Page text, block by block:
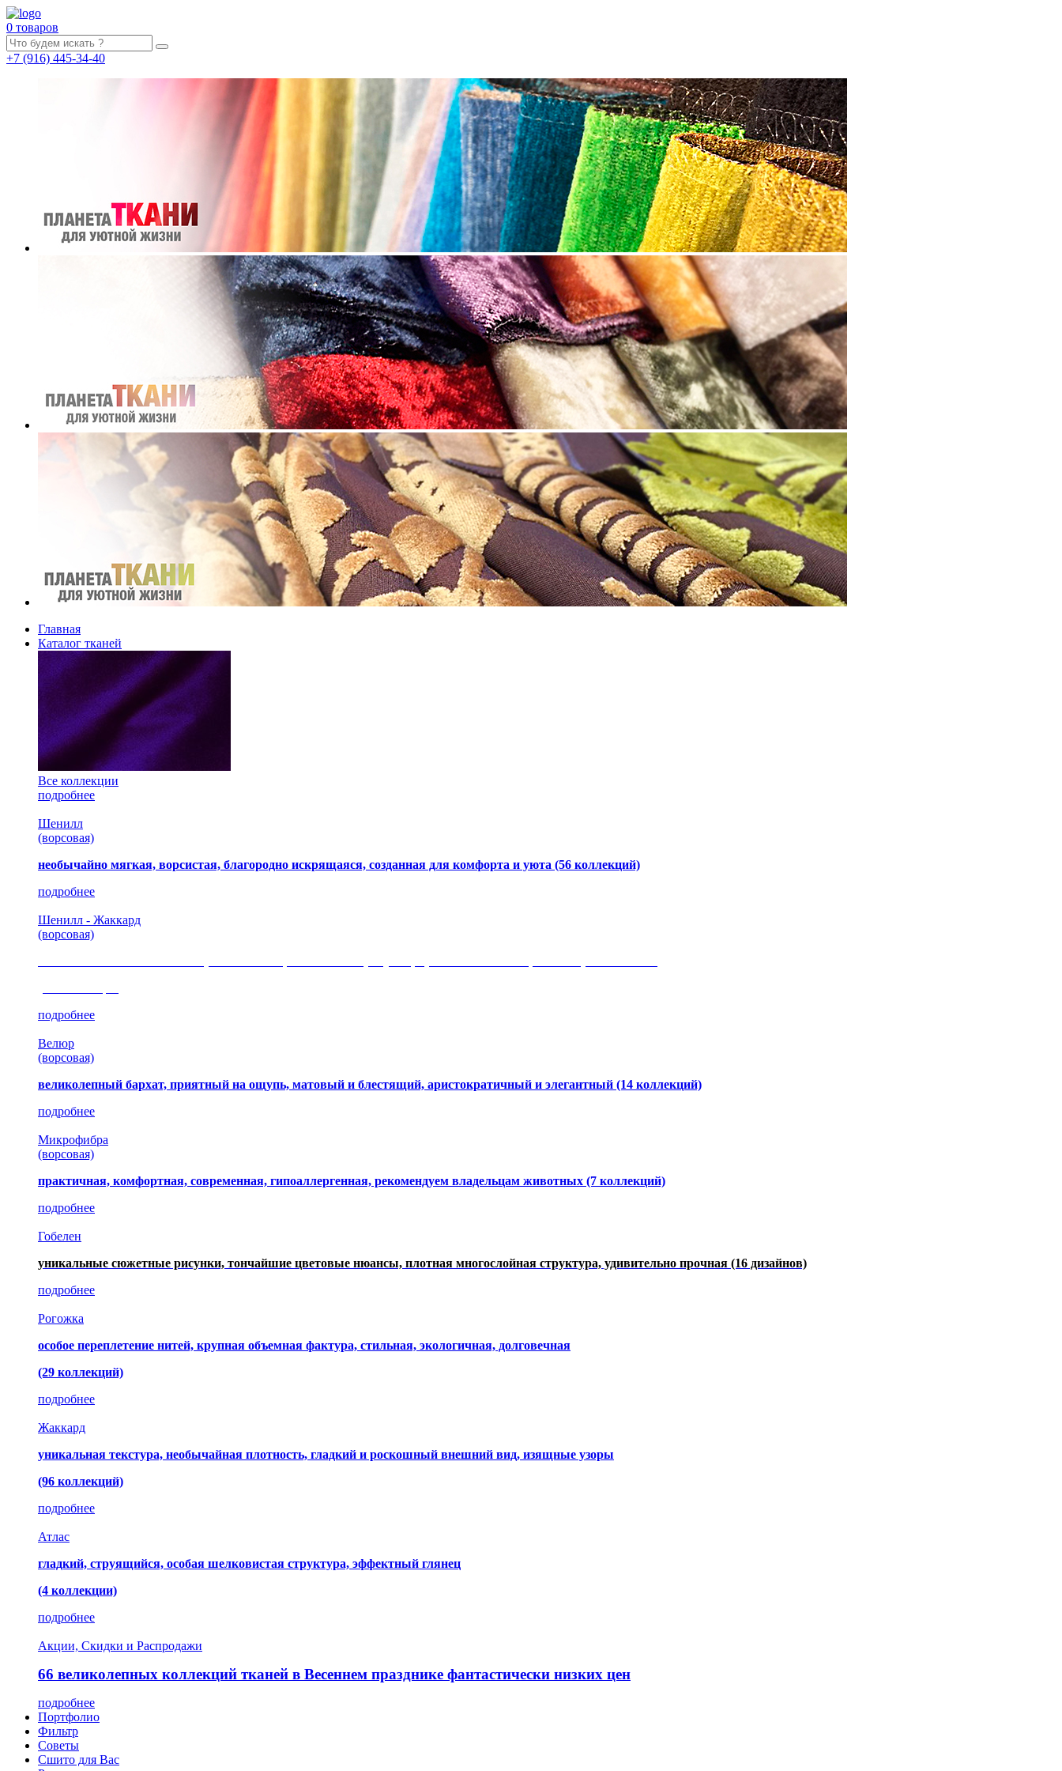
0 товаров
+7 (916) 445-34-40
Главная
Каталог тканей
Все коллекции
подробнее
Шенилл
(ворсовая)
необычайно мягкая, ворсистая, благородно искрящаяся, созданная для комфорта и уюта (56 коллекций)
подробнее
Шенилл - Жаккард
(ворсовая)
подробнее
Велюр
(ворсовая)
великолепный бархат, приятный на ощупь, матовый и блестящий, аристократичный и элегантный (14 коллекций)
подробнее
Микрофибра
(ворсовая)
практичная, комфортная, современная, гипоаллергенная, рекомендуем владельцам животных (7 коллекций)
подробнее
Гобелен
уникальные сюжетные рисунки, тончайшие цветовые нюансы, плотная многослойная структура, удивительно прочная (16 дизайнов)
подробнее
Рогожка
особое переплетение нитей, крупная объемная фактура, стильная, экологичная, долговечная
(29 коллекций)
подробнее
Жаккард
уникальная текстура, необычайная плотность, гладкий и роскошный внешний вид, изящные узоры
(96 коллекций)
подробнее
Атлас
гладкий, струящийся, особая шелковистая структура, эффектный глянец
(4 коллекции)
подробнее
Акции, Скидки и Распродажи
66 великолепных коллекций тканей в Весеннем празднике фантастически низких цен
подробнее
Портфолио
Фильтр
Советы
Сшито для Вас